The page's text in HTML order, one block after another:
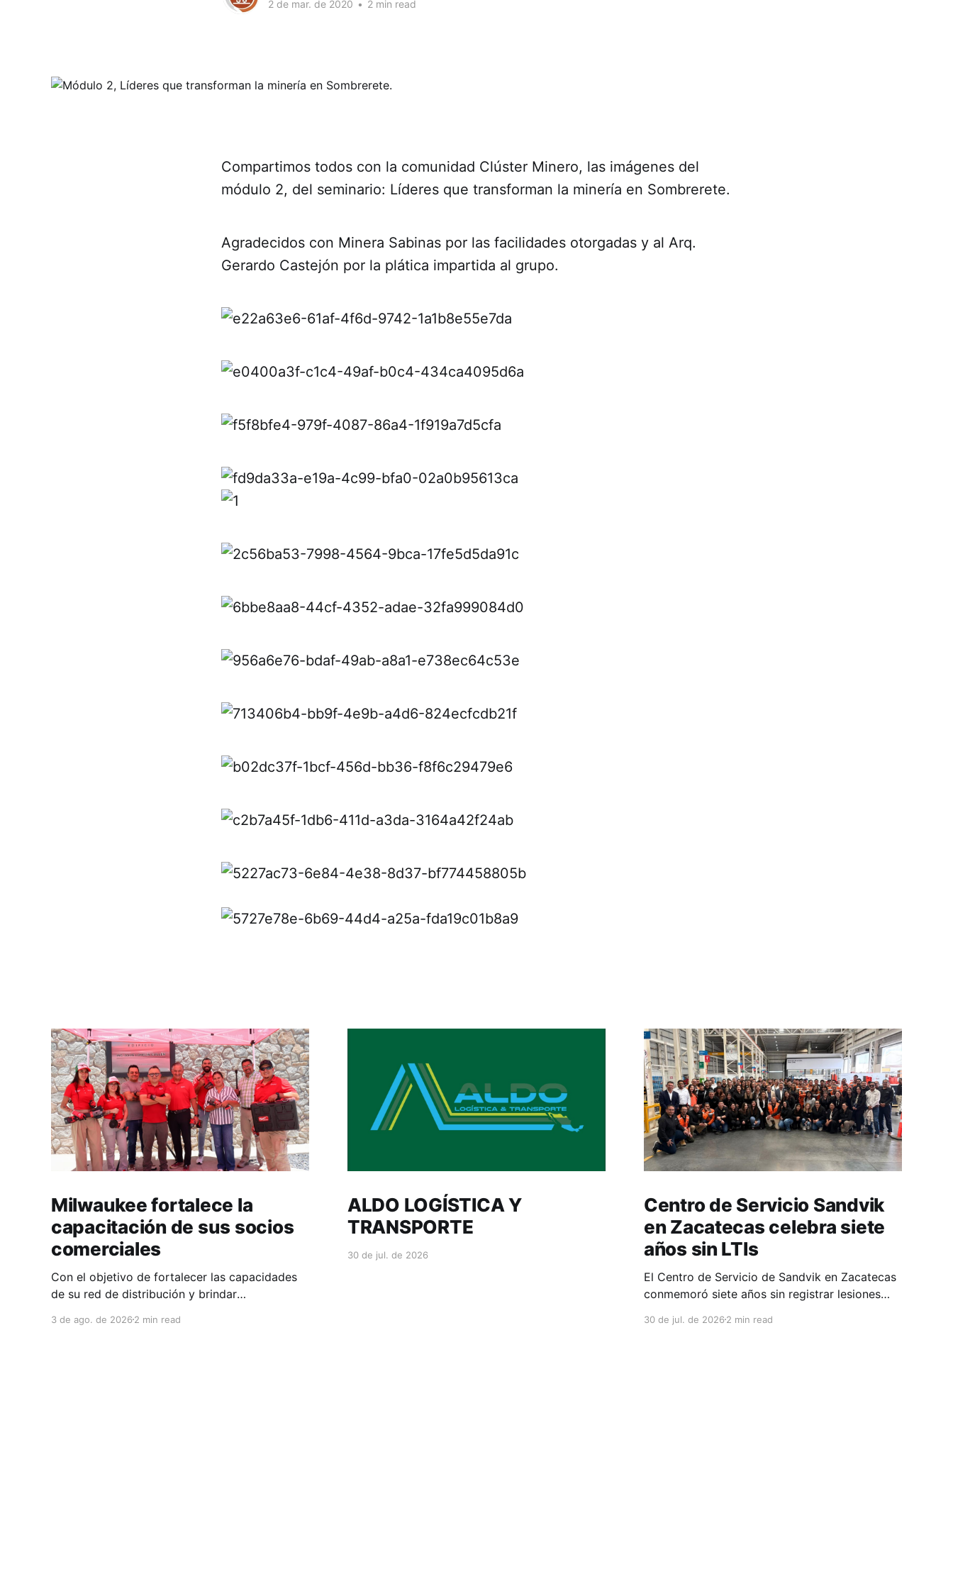
2 de mar. de 2020 • 2 min read
Compartimos todos con la comunidad Clúster Minero, las imágenes del
módulo 2, del seminario: Líderes que transforman la minería en Sombrerete.
Agradecidos con Minera Sabinas por las facilidades otorgadas y al Arq.
Gerardo Castejón por la plática impartida al grupo.
Milwaukee fortalece la
capacitación de sus socios
comerciales
Con el objetivo de fortalecer las capacidades
de su red de distribución y brindar
desempeño comercial y técnico, Milwaukee
3 de ago. de 2026 2 min read
ALDO LOGÍSTICA Y
TRANSPORTE
30 de jul. de 2026
Centro de Servicio Sandvik
en Zacatecas celebra siete
años sin LTIs
El Centro de Servicio de Sandvik en Zacatecas
conmemoró siete años sin registrar lesiones
la consolidación de una cultura de seguridad
30 de jul. de 20262 min read